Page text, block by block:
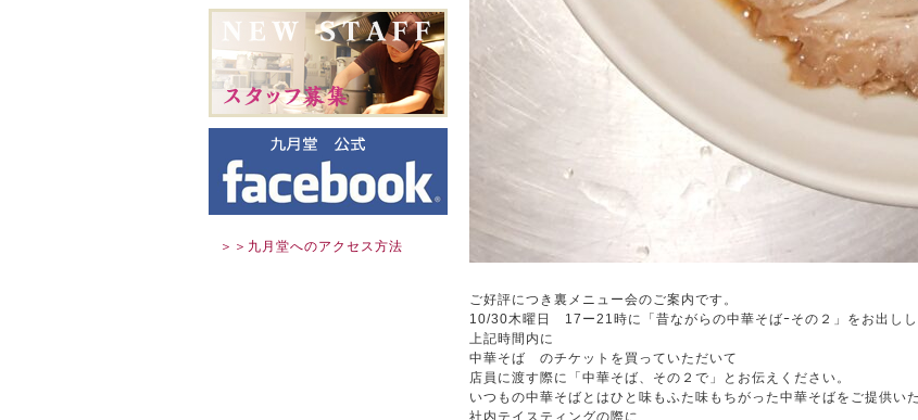
＞＞九月堂へのアクセス方法
ご好評につき裏メニュー会のご案内です。
10/30木曜日 17ー21時に「昔ながらの中華そばｰその２」をお出しし
上記時間内に
中華そば のチケットを買っていただいて
店員に渡す際に「中華そば、その２で」とお伝えください。
いつもの中華そばとはひと味もふた味もちがった中華そばをご提供い
社内テイスティングの際に